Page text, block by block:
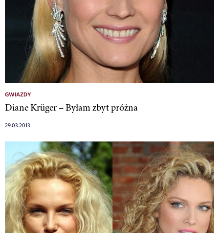
GWIAZDY
Diane Krüger – Byłam zbyt próżna
29.03.2013